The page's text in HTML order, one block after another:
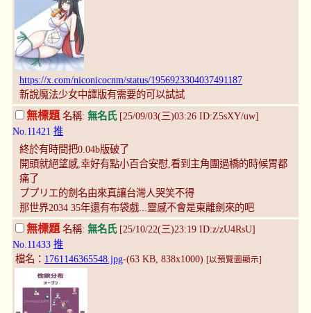
https://x.com/niconicocnm/status/1956923304037491187
新說魔法少女中譯版有需要的可以試試
無標題 名稱: 無名氏[25/09/03(三)03:26 ID:Z5sXY/uw]
No.11421 推
終於有時間把0.04b版破了
開頭就絕望感,幸好有點小百合安慰,看到主角團過橋的時候胃都
痛了
ププリエ的劍名由來真讓台灣人哭笑不得
那世界2034 35年還有布袋戲...靈感不會是東離劍來的吧
無標題名稱: 無名氏[25/10/22(三)23:19 ID:z/zU4RsU]
No.11433 推
檔名： 1761146365548.jpg-(63 KB, 838x1000) [以預覽圖顯示]